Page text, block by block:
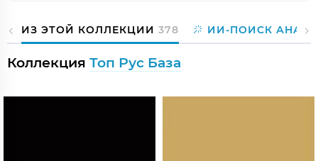
ИЗ ЭТОЙ КОЛЛЕКЦИИ 378 ИИ-ПОИСК
Коллекция Топ Рус База